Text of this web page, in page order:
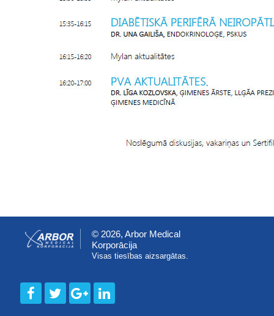
© 2026, Arbor Medical
Korporācija
Visas tiesības aizsargātas.